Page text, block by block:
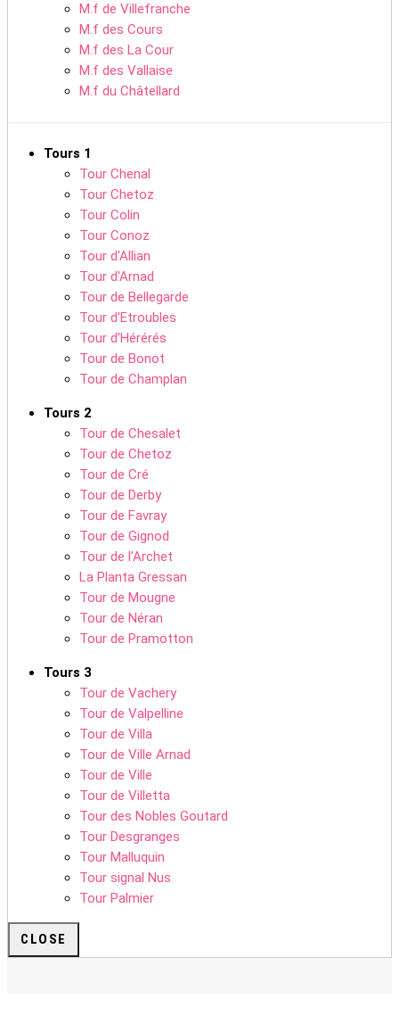
M.f de Villefranche
M.f des Cours
M.f des La Cour
M.f des Vallaise
M.f du Châtellard
Tours 1
Tour Chenal
Tour Chetoz
Tour Colin
Tour Conoz
Tour d'Allian
Tour d'Arnad
Tour de Bellegarde
Tour d'Etroubles
Tour d'Hérérés
Tour de Bonot
Tour de Champlan
Tours 2
Tour de Chesalet
Tour de Chetoz
Tour de Cré
Tour de Derby
Tour de Favray
Tour de Gignod
Tour de l'Archet
La Planta Gressan
Tour de Mougne
Tour de Néran
Tour de Pramotton
Tours 3
Tour de Vachery
Tour de Valpelline
Tour de Villa
Tour de Ville Arnad
Tour de Ville
Tour de Villetta
Tour des Nobles Goutard
Tour Desgranges
Tour Malluquin
Tour signal Nus
Tour Palmier
CLOSE